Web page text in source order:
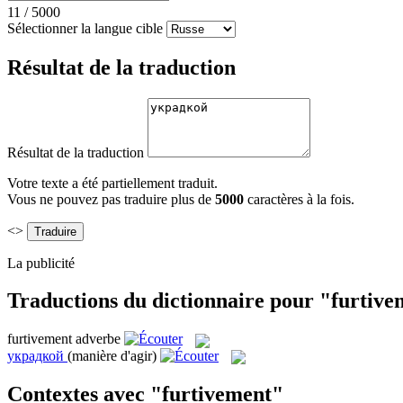
11 / 5000
Sélectionner la langue cible
Résultat de la traduction
Résultat de la traduction
Votre texte a été partiellement traduit.
Vous ne pouvez pas traduire plus de 5000 caractères à la fois.
<>
La publicité
Traductions du dictionnaire pour
furtivement adverbe
украдкой (manière d'agir)
Contextes avec "furtivement"